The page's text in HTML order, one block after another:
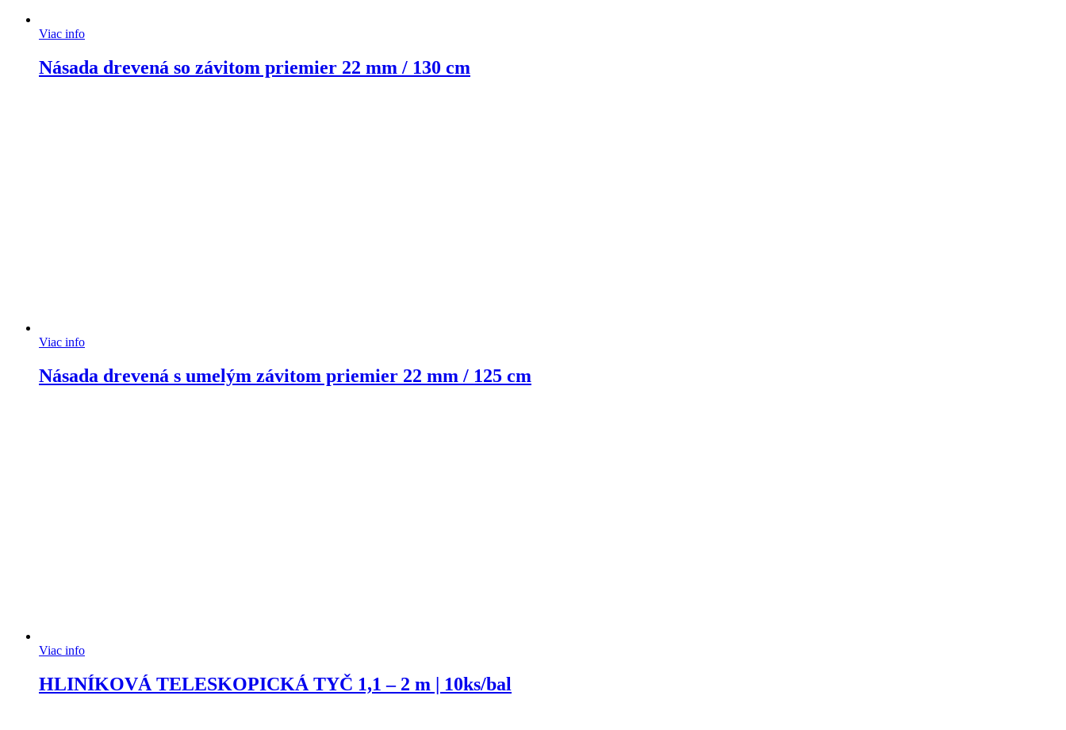
Viac info
Násada drevená so závitom priemier 22 mm / 130 cm
Viac info
Násada drevená s umelým závitom priemier 22 mm / 125 cm
Viac info
HLINÍKOVÁ TELESKOPICKÁ TYČ 1,1 – 2 m | 10ks/bal